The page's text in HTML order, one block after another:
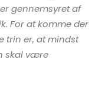
gennemsyret af
For at komme der
trin er, at mindst
skal være